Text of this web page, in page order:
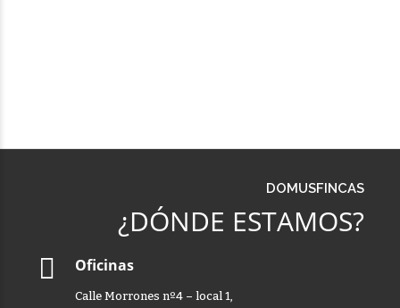
DOMUSFINCAS
¿DÓNDE ESTAMOS?
Oficinas
Calle Morrones nº4 – local 1,